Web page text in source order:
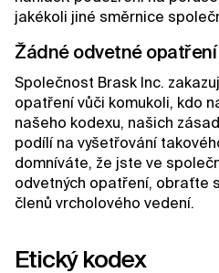
jakékoli jiné směrnice
Žádné odvetné opatření
Společnost Brask Inc.
opatření vůči komukoli, kdo
našeho kodexu, našich
podílí na vyšetřování
domníváte, že jste ve
odvetných opatření, obraťte
členů vrcholového vedení.
Etický kodex